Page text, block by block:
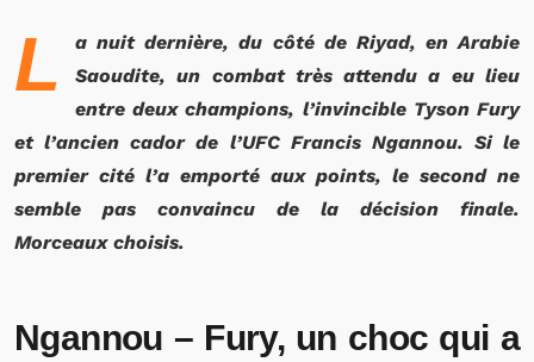
L
a nuit dernière, du côté de Riyad, en Arabie
Saoudite, un combat très attendu a eu lieu
entre deux champions, l’invincible Tyson Fury
et l’ancien cador de l’UFC Francis Ngannou. Si le
premier cité l’a emporté aux points, le second ne
semble pas convaincu de la décision finale.
Morceaux choisis.
Ngannou – Fury, un choc qui a